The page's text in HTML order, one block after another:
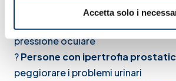
Accetta solo i
antistaminici possono alterare il
?
pressione oculare
?Persone con ipertrofia
peggiorare i problemi urinari